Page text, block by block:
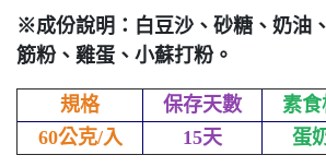
※成份說明：白豆沙、砂糖、奶油
筋粉、雞蛋、小蘇打粉。
規格 保存天數
素
60公克/入
15天 蛋